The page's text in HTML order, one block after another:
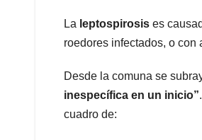
​La leptospirosis es
roedores infectados, o con
​Desde la comuna se
inespecífica en un inicio”
cuadro de: